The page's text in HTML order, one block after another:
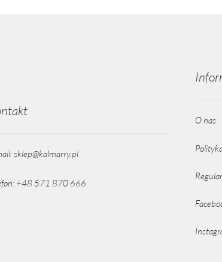
sklep@kalmarry.pl
+48 571 870 666
O nas